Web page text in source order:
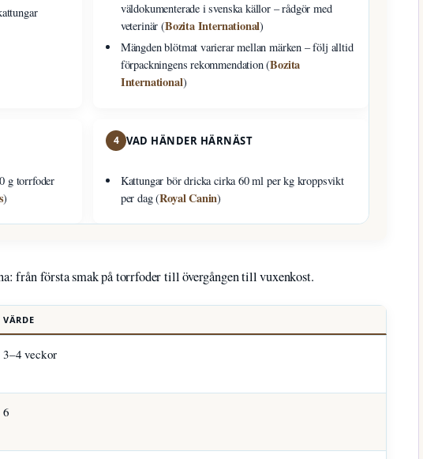
väldokumenterade i svenska källor – rådgör med
veterinär (Bozita International)
Mängden blötmat varierar mellan märken – följ alltid
förpackningens rekommendation (Bozita
International)
g torrfoder
)
4 VAD HÄNDER HÄRNÄST
Kattungar bör dricka cirka 60 ml per kg kroppsvikt
per dag (Royal Canin)
från första smak på torrfoder till övergången till vuxenkost.
VÄRDE
3–4 veckor
6